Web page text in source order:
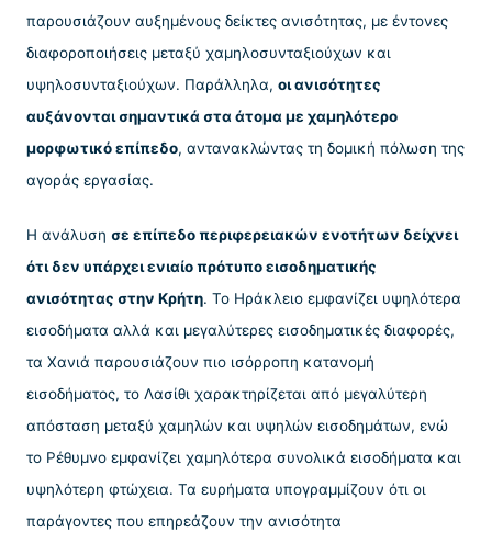
παρουσιάζουν αυξημένους δείκτες ανισότητας, με έντονες
διαφοροποιήσεις μεταξύ χαμηλοσυνταξιούχων και
υψηλοσυνταξιούχων. Παράλληλα, οι ανισότητες
αυξάνονται σημαντικά στα άτομα με χαμηλότερο
μορφωτικό επίπεδο, αντανακλώντας τη δομική πόλωση της
αγοράς εργασίας.
Η ανάλυση σε επίπεδο περιφερειακών ενοτήτων δείχνει
ότι δεν υπάρχει ενιαίο πρότυπο εισοδηματικής
ανισότητας στην Κρήτη. Το Ηράκλειο εμφανίζει υψηλότερα
εισοδήματα αλλά και μεγαλύτερες εισοδηματικές διαφορές,
τα Χανιά παρουσιάζουν πιο ισόρροπη κατανομή
εισοδήματος, το Λασίθι χαρακτηρίζεται από μεγαλύτερη
απόσταση μεταξύ χαμηλών και υψηλών εισοδημάτων, ενώ
το Ρέθυμνο εμφανίζει χαμηλότερα συνολικά εισοδήματα και
υψηλότερη φτώχεια. Τα ευρήματα υπογραμμίζουν ότι οι
παράγοντες που επηρεάζουν την ανισότητα